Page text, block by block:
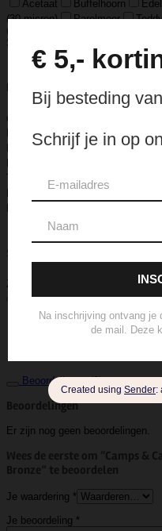
Acetaat Buffelhoorn
(30 micron)
Parelmoer
(15 micron)
Soort
Accessoires
Armband
Avondtasje
Clutch
Creditcard Houder
de Parfum
Fiber Sticks
Geurkaars
Bodywash
Handschoen
Tasje
Mills Mini Bag
Schouderband
Shopper
Sjaal Sleuteletui
Stolp
Zeep
Aanvullende informatie
Camps & Camps
Beoordelingen (0)
Beoordelingen
Er zijn nog geen beoordelingen.
Wees de eerste om “Camps &
Bronze” te beoordelen
Je waardering *
Je beoordeling *